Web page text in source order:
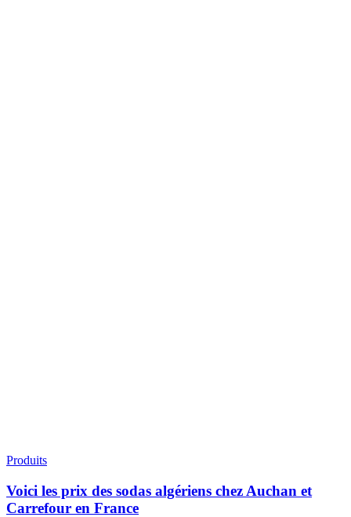
Produits
Voici les prix des sodas algériens chez Auchan et
Carrefour en France